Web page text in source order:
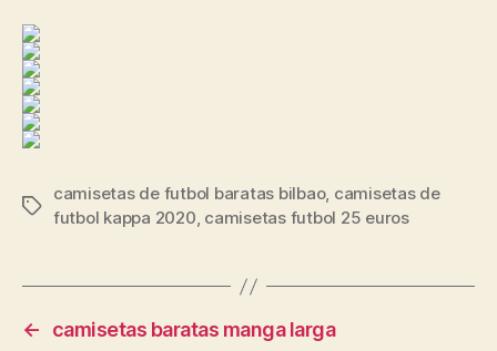
Etiquetas
camisetas de futbol baratas bilbao, camisetas de
futbol kappa 2020, camisetas futbol 25 euros
←
camisetas baratas manga larga